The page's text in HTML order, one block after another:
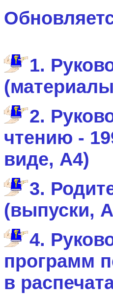
1.
2.
чтению -
виде, А4)
3.
(выпуски,
4.
программ
в